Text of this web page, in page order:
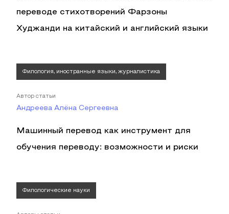
переводе стихотворений Фарзоны
Худжанди на китайский и английский языки
Филология, иностранные языки, журналистика
Автор статьи
Андреева Алёна Сергеевна
Машинный перевод как инструмент для
обучения переводу: возможности и риски
Филологические науки